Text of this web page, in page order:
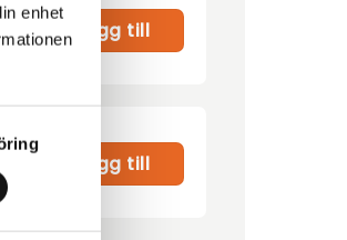
enhet
Lägg till
Lägg till